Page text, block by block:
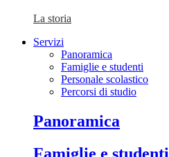
La storia
Servizi
Panoramica
Famiglie e studenti
Personale scolastico
Percorsi di studio
Panoramica